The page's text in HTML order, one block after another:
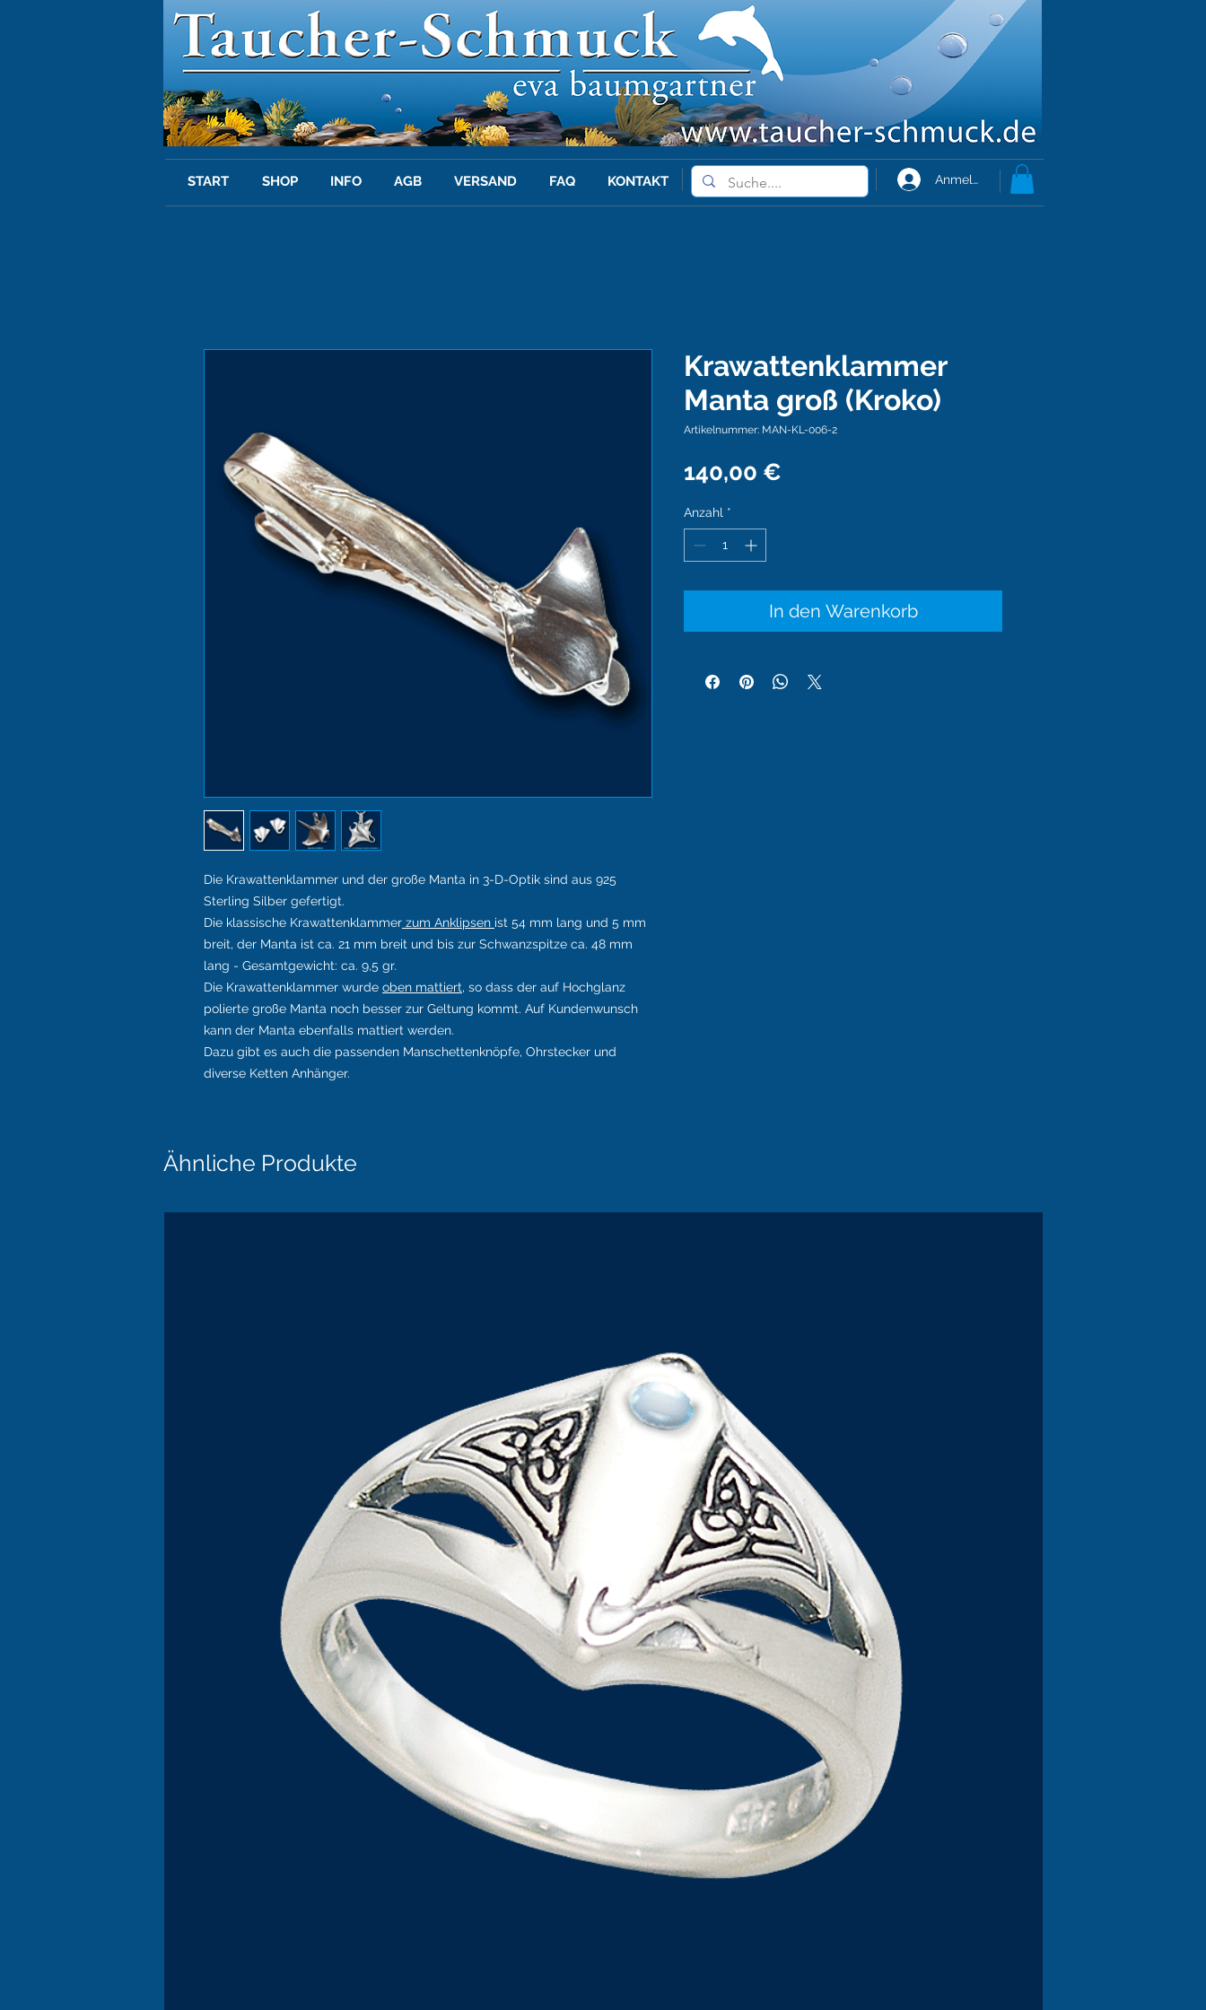
START SHOP INFO AGB VERSAND FAQ KONTAKT Anmelden
Die Krawattenklammer und der große Manta in 3-D-Optik sind aus 925
Sterling Silber gefertigt.
Die klassische Krawattenklammer zum Anklipsen ist 54 mm lang und 5 mm
breit, der Manta ist ca. 21 mm breit und bis zur Schwanzspitze ca. 48 mm
lang - Gesamtgewicht: ca. 9,5 gr.
Die Krawattenklammer wurde oben mattiert, so dass der auf Hochglanz
polierte große Manta noch besser zur Geltung kommt. Auf Kundenwunsch
kann der Manta ebenfalls mattiert werden.
Dazu gibt es auch die passenden Manschettenknöpfe, Ohrstecker und
diverse Ketten Anhänger.
Krawattenklammer
Manta groß (Kroko)
Artikelnummer: MAN-KL-006-2
140,00 €
Anzahl *
In den Warenkorb
Ähnliche Produkte